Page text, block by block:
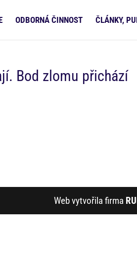
ODBORNÁ ČINNOST ČLÁNKY,
Bod zlomu přichází
Web vytvořila firma